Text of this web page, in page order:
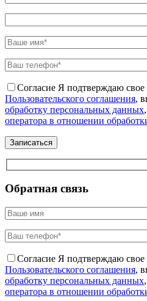
Согласие Я подтверждаю свое
Пользовательского соглашения,
обработку персональных данных
оператора в отношении
Обратная связь
Согласие Я подтверждаю свое
Пользовательского соглашения,
обработку персональных данных
оператора в отношении